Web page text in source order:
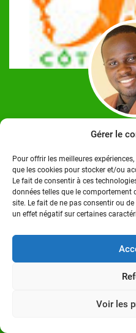
Gérer le
Pour offrir les meilleures
que les cookies pour stocker et/ou
Le fait de consentir à ces
données telles que le comportement
site. Le fait de ne pas consentir ou
un effet négatif sur certaines
Voir les
titulaire d'un Master en
à l'Institut Polytechnique
Communication (ISTC-P),
Suivez-nous